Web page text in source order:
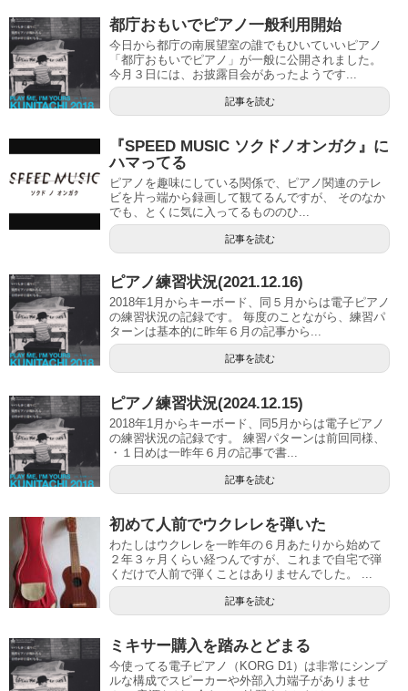
都庁おもいでピアノ一般利用開始
今日から都庁の南展望室の誰でもひいていいピアノ
「都庁おもいでピアノ」が一般に公開されました。
今月３日には、お披露目会があったようです...
記事を読む
『SPEED MUSIC ソクドノオンガク』に
ハマってる
ピアノを趣味にしている関係で、ピアノ関連のテレ
ビを片っ端から録画して観てるんですが、 そのなか
でも、とくに気に入ってるもののひ...
記事を読む
ピアノ練習状況(2021.12.16)
2018年1月からキーボード、同５月からは電子ピアノ
の練習状況の記録です。 毎度のことながら、練習パ
ターンは基本的に昨年６月の記事から...
記事を読む
ピアノ練習状況(2024.12.15)
2018年1月からキーボード、同5月からは電子ピアノ
の練習状況の記録です。 練習パターンは前回同様、
・１日めは一昨年６月の記事で書...
記事を読む
初めて人前でウクレレを弾いた
わたしはウクレレを一昨年の６月あたりから始めて
２年３ヶ月くらい経つんですが、これまで自宅で弾
くだけで人前で弾くことはありませんでした。 ...
記事を読む
ミキサー購入を踏みとどまる
今使ってる電子ピアノ（KORG D1）は非常にシンプ
ルな構成でスピーカーや外部入力端子がありませ